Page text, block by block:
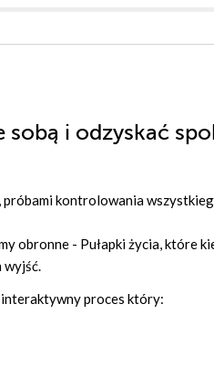
sobą i odzyskać
próbami kontrolowania
obronne - Pułapki życia, które
wyjść.
interaktywny proces który: